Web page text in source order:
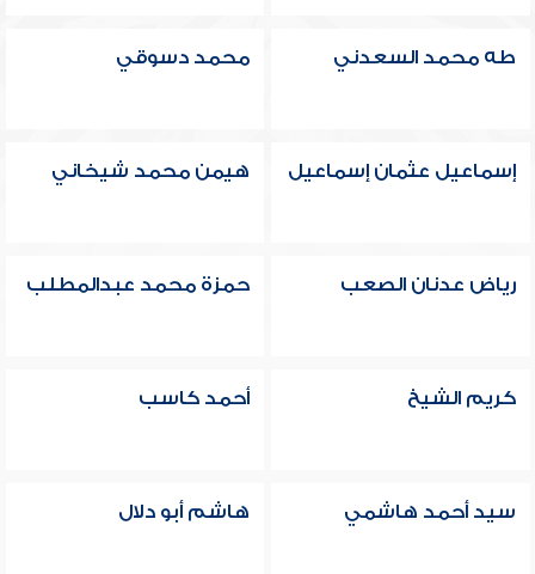
طه محمد السعدني محمد دسوقي
إسماعيل عثمان إسماعيل هيمن محمد شيخاني
رياض عدنان الصعب حمزة محمد عبدالمطلب
كريم الشيخ أحمد كاسب
سيد أحمد هاشمي هاشم أبو دلال